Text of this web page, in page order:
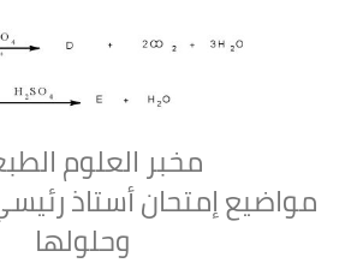
مخبر العلوم
وحلولها